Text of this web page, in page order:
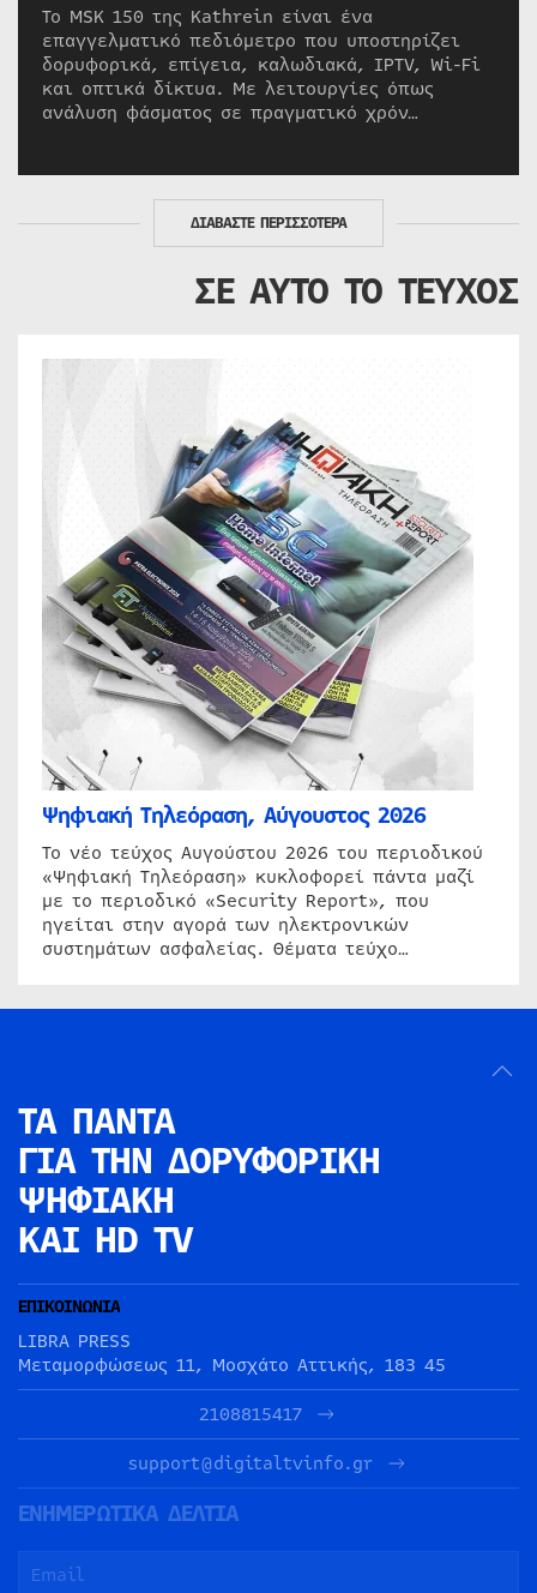
Το MSK 150 της Kathrein είναι ένα
επαγγελματικό πεδιόμετρο που υποστηρίζει
δορυφορικά, επίγεια, καλωδιακά, IPTV, Wi-Fi
και οπτικά δίκτυα. Με λειτουργίες όπως
ανάλυση φάσματος σε πραγματικό χρόν…
ΔΙΑΒΑΣΤΕ ΠΕΡΙΣΣΟΤΕΡΑ
ΣΕ ΑΥΤΟ ΤΟ ΤΕΥΧΟΣ
Ψηφιακή Τηλεόραση, Αύγουστος 2026
Το νέο τεύχος Αυγούστου 2026 του περιοδικού
«Ψηφιακή Τηλεόραση» κυκλοφορεί πάντα μαζί
με το περιοδικό «Security Report», που
ηγείται στην αγορά των ηλεκτρονικών
συστημάτων ασφαλείας. Θέματα τεύχο…
ΤΑ ΠΑΝΤΑ
ΓΙΑ ΤΗΝ ΔΟΡΥΦΟΡΙΚΗ
ΨΗΦΙΑΚΗ
ΚΑΙ HD TV
ΕΠΙΚΟΙΝΩΝΙΑ
LIBRA PRESS
Μεταμορφώσεως 11, Μοσχάτο Αττικής, 183 45
2108815417
support@digitaltvinfo.gr
ΕΝΗΜΕΡΩΤΙΚΑ ΔΕΛΤΙΑ